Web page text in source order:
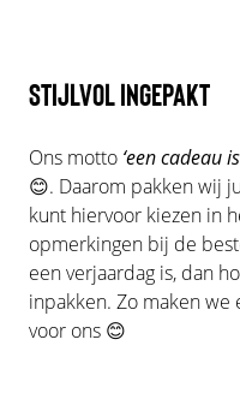
STIJLVOL INGEPAKT
Ons motto ‘een cadeau
😊. Daarom pakken wij
kunt hiervoor kiezen in
opmerkingen bij de
een verjaardag is, dan
inpakken. Zo maken we
voor ons 😊